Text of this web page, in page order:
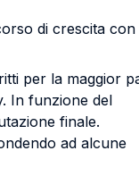
di crescita con
per la maggior
In funzione del
finale.
ad alcune